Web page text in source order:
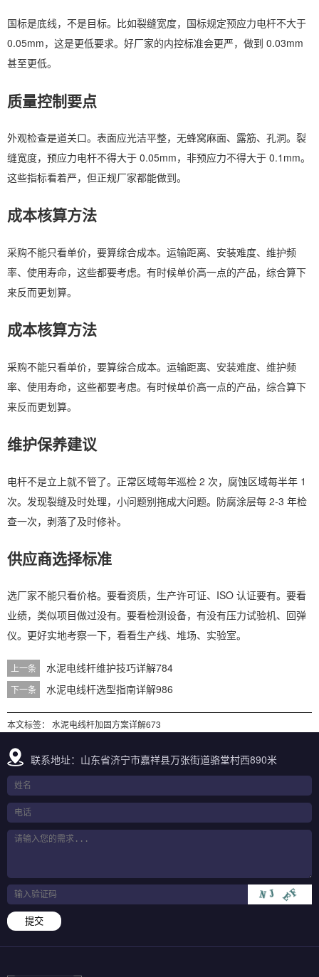
国标是底线，不是目标。比如裂缝宽度，国标规定预应力电杆不大于
0.05mm，这是更低要求。好厂家的内控标准会更严，做到 0.03mm
甚至更低。
质量控制要点
外观检查是道关口。表面应光洁平整，无蜂窝麻面、露筋、孔洞。裂
缝宽度，预应力电杆不得大于 0.05mm，非预应力不得大于 0.1mm。
这些指标看着严，但正规厂家都能做到。
成本核算方法
采购不能只看单价，要算综合成本。运输距离、安装难度、维护频
率、使用寿命，这些都要考虑。有时候单价高一点的产品，综合算下
来反而更划算。
成本核算方法
采购不能只看单价，要算综合成本。运输距离、安装难度、维护频
率、使用寿命，这些都要考虑。有时候单价高一点的产品，综合算下
来反而更划算。
维护保养建议
电杆不是立上就不管了。正常区域每年巡检 2 次，腐蚀区域每半年 1
次。发现裂缝及时处理，小问题别拖成大问题。防腐涂层每 2-3 年检
查一次，剥落了及时修补。
供应商选择标准
选厂家不能只看价格。要看资质，生产许可证、ISO 认证要有。要看
业绩，类似项目做过没有。要看检测设备，有没有压力试验机、回弹
仪。更好实地考察一下，看看生产线、堆场、实验室。
上一条 水泥电线杆维护技巧详解784
下一条 水泥电线杆选型指南详解986
本文标签： 水泥电线杆加固方案详解673
联系地址：山东省济宁市嘉祥县万张街道骆堂村西890米
提交